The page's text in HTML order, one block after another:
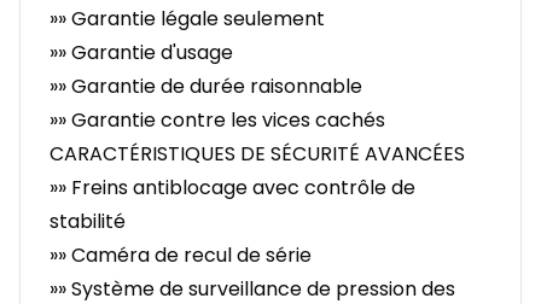
»» Garantie légale seulement
»» Garantie d'usage
»» Garantie de durée raisonnable
»» Garantie contre les vices cachés
CARACTÉRISTIQUES DE SÉCURITÉ AVANCÉES
»» Freins antiblocage avec contrôle de
stabilité
»» Caméra de recul de série
»» Système de surveillance de pression des